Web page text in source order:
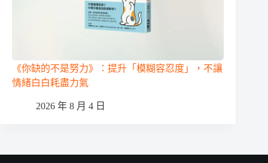
《你缺的不是努力》：提升「模糊容忍度」，不讓
情緒白白耗盡力氣
2026 年 8 月 4 日